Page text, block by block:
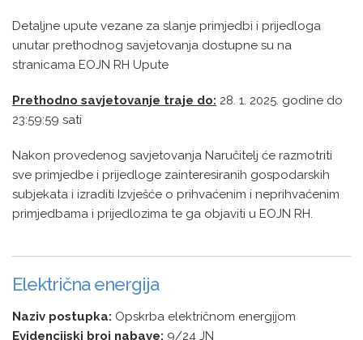
Detaljne upute vezane za slanje primjedbi i prijedloga
unutar prethodnog savjetovanja dostupne su na
stranicama EOJN RH Upute
Prethodno savjetovanje traje do: 28. 1. 2025. godine do
23:59:59 sati
Nakon provedenog savjetovanja Naručitelj će razmotriti
sve primjedbe i prijedloge zainteresiranih gospodarskih
subjekata i izraditi Izvješće o prihvaćenim i neprihvaćenim
primjedbama i prijedlozima te ga objaviti u EOJN RH.
Električna energija
Naziv postupka: Opskrba električnom energijom
Evidencijski broj nabave: 9/24 JN